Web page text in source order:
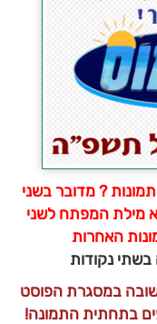
? מדובר בשני
מילת המפתח לשני
האחרות
נקודות
במסגרת הפוסט
בתחתית התמונה!